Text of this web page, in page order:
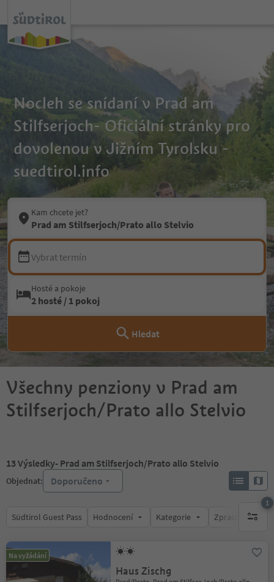
Nocleh se snídaní v Prad am
Stilfserjoch- Oficiální stránky pro
dovolenou v Jižním Tyrolsku -
suedtirol.info
Kam chcete jet?
Prad am Stilfserjoch/Prato allo Stelvio
Vybrat termín
Hosté a pokoje
2 hosté / 1 pokoj
Hledat
Všechny penziony v Prad am
Stilfserjoch/Prato allo Stelvio
13 Výsledky- Prad am Stilfserjoch/Prato allo Stelvio
Objednat: Doporučeno
Südtirol Guest Pass Hodnocení Kategorie Zpracovává
1
1
Na vyžádání
Haus Zischg